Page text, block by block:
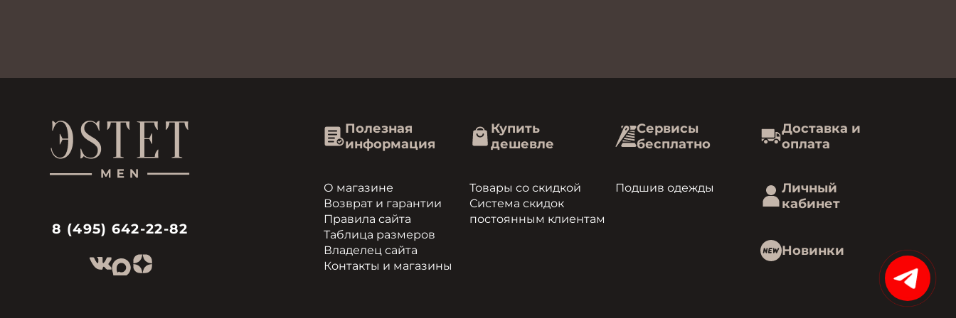
8 (495) 642-22-82
Полезная
информация
О магазине
Возврат и гарантии
Правила сайта
Таблица размеров
Владелец сайта
Контакты и магазины
Купить
дешевле
Товары со скидкой
Система скидок
постоянным клиентам
Сервисы
бесплатно
Подшив одежды
Доставка и
оплата
Личный
кабинет
Новинки